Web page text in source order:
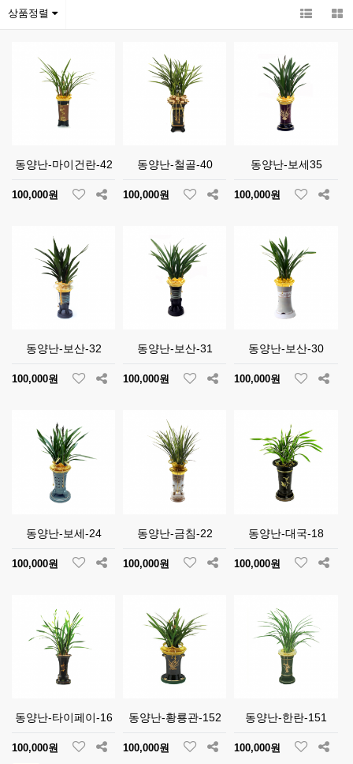
상품정렬
동양난-마이건란-42
100,000원
동양난-철골-40
100,000원
동양난-보세35
100,000원
동양난-보산-32
100,000원
동양난-보산-31
100,000원
동양난-보산-30
100,000원
동양난-보세-24
100,000원
동양난-금침-22
100,000원
동양난-대국-18
100,000원
동양난-타이페이-16
100,000원
동양난-황룡관-152
100,000원
동양난-한란-151
100,000원